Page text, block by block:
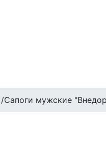
/Сапоги мужские